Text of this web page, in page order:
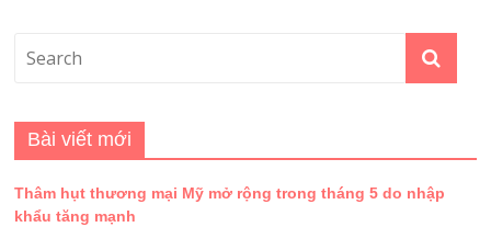
Bài viết mới
Thâm hụt thương mại Mỹ mở rộng trong tháng 5 do nhập
khẩu tăng mạnh